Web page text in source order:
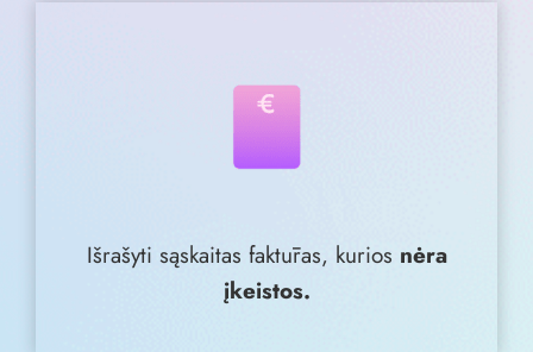
Išrašyti sąskaitas faktūras, kurios nėra
įkeistos.